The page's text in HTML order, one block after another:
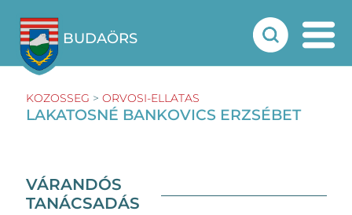
BUDAÖRS
KOZOSSEG > ORVOSI-ELLATAS
LAKATOSNÉ BANKOVICS ERZSÉBET
VÁRANDÓS
TANÁCSADÁS